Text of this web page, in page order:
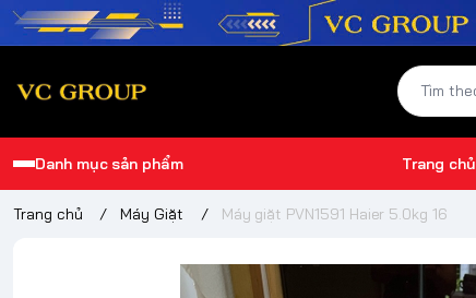
Danh mục sản phẩm Trang chủ
Trang chủ / Máy Giặt / Máy giặt PVN1591 Haier 5.0kg 16